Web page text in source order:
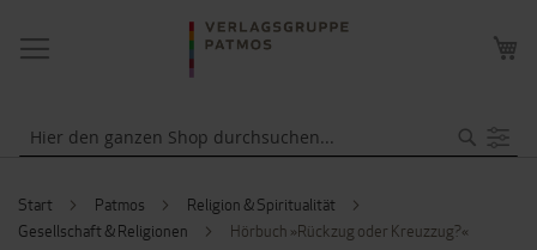
NAVIGATION
UMSCHALTEN
Start Patmos
Religion & Spiritualität
Gesellschaft & Religionen
Hörbuch »Rückzug oder Kreuzzug?«